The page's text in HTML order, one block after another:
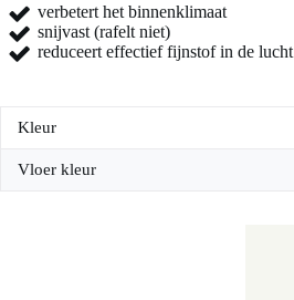
verbetert het binnenklimaat
snijvast (rafelt niet)
reduceert effectief fijnstof in de lucht
Kleur
Vloer kleur